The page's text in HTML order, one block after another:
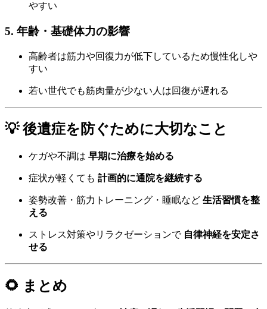
やすい
5. 年齢・基礎体力の影響
高齢者は筋力や回復力が低下しているため慢性化しや
すい
若い世代でも筋肉量が少ない人は回復が遅れる
💡 後遺症を防ぐために大切なこと
ケガや不調は 早期に治療を始める
症状が軽くても 計画的に通院を継続する
姿勢改善・筋力トレーニング・睡眠など 生活習慣を整
える
ストレス対策やリラクゼーションで 自律神経を安定さ
せる
🌻 まとめ